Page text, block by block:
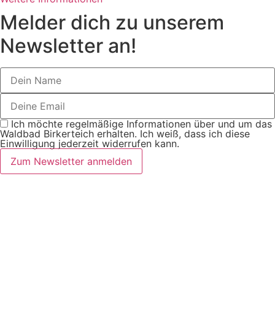
Melder dich zu unserem
Newsletter an!
Ich möchte regelmäßige Informationen über und um das
Waldbad Birkerteich erhalten. Ich weiß, dass ich diese
Einwilligung jederzeit widerrufen kann.